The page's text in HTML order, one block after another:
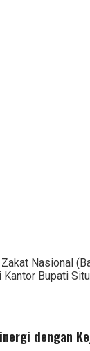
Nasional
Bupati
dengan